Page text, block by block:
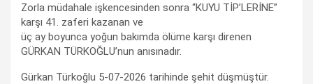
Zorla müdahale işkencesinden sonra “KUYU TİP’LERİNE”
karşı 41. zaferi kazanan ve
üç ay boyunca yoğun bakımda ölüme karşı direnen
GÜRKAN TÜRKOĞLU’nun anısınadır.
Gürkan Türkoğlu 5-07-2026 tarihinde şehit düşmüştür.